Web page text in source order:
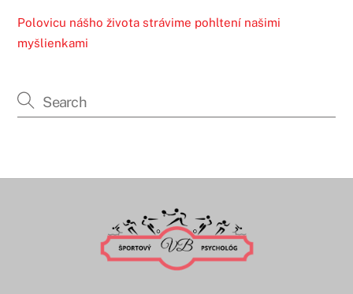
Polovicu nášho života strávime pohltení našimi
myšlienkami